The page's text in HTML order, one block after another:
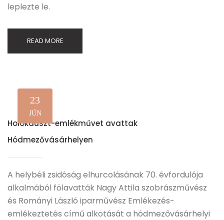
leplezte le.
READ MORE
23
JÚN
Holokauszt-emlékművet avattak
Hódmezővásárhelyen
A helybéli zsidóság elhurcolásának 70. évfordulója
alkalmából fölavatták Nagy Attila szobrászművész
és Rományi László iparművész Emlékezés-
emlékeztetés című alkotását a hódmezővásárhelyi